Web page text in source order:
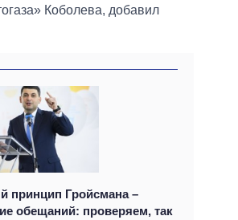
Коболева, добавил
принцип Гройсмана –
обещаний: проверяем, так